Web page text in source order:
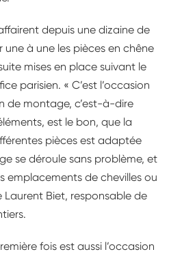
depuis une dizaine de
une à une les pièces en chêne
mises en place suivant le
parisien. « C’est l’occasion
de montage, c’est-à-dire
est le bon, que la
pièces est adaptée
se déroule sans problème, et
emplacements de chevilles ou
Laurent Biet, responsable de
fois est aussi l’occasion